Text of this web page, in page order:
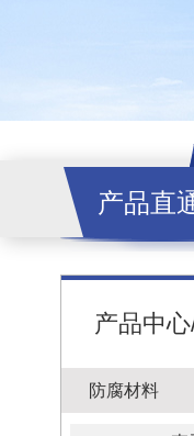
产品直
产品中
防腐材料